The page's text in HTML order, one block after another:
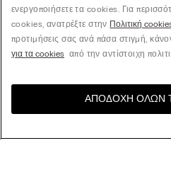
ενεργοποιήσετε τα cookies. Για
cookies, ανατρέξτε στην Πολιτική
προτιμήσεις σας ανά πάσα στιγμή,
για τα cookies από την αντίστοιχη
ΑΠΟΔΟΧΉ ΌΛΩΝ